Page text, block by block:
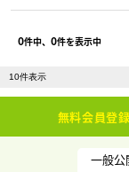
0件中、 0件を表示中
無料会員登
一般公